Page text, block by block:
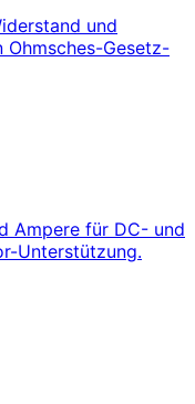
und
Ohmsches-Gesetz-
Ampere für DC- und
Unterstützung.